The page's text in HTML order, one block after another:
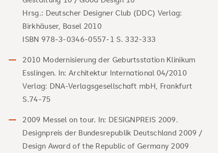
Hrsg.: Deutscher Designer Club (DDC) Verlag:
Birkhäuser, Basel 2010
ISBN 978-3-0346-0557-1 S. 332-333
2010 Modernisierung der Geburtsstation Klinikum
Esslingen. In: Architektur International 04/2010
Verlag: DNA-Verlagsgesellschaft mbH, Frankfurt
S.74-75
2009 Messel on tour. In: DESIGNPREIS 2009.
Designpreis der Bundesrepublik Deutschland 2009 /
Design Award of the Republic of Germany 2009